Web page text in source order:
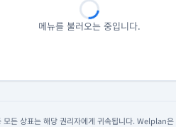
메뉴를 불러오는 중입니다.
든 상표는 해당 권리자에게 귀속됩니다. Welplan